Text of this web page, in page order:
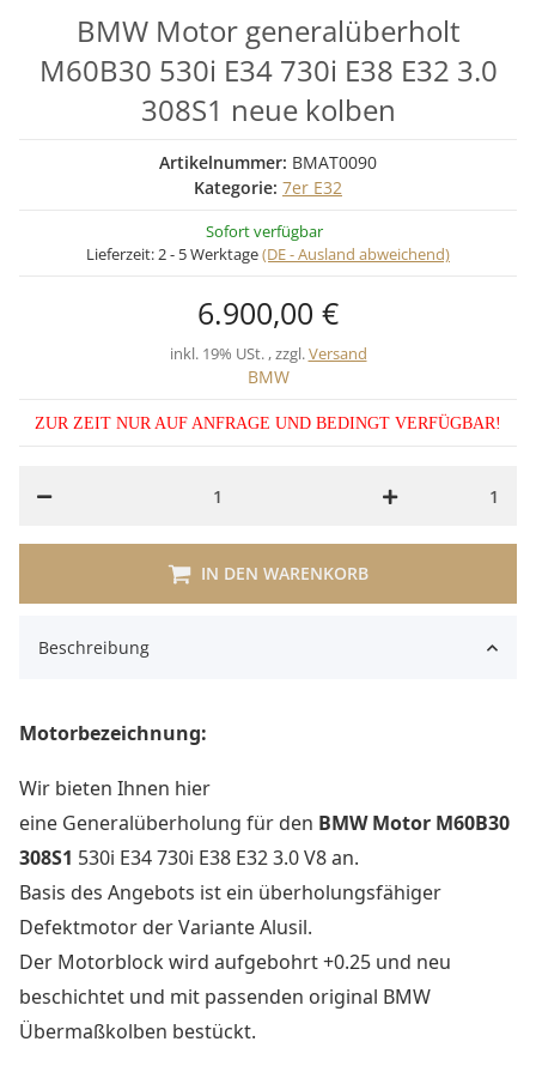
BMW Motor generalüberholt
M60B30 530i E34 730i E38 E32 3.0
308S1 neue kolben
Artikelnummer: BMAT0090
Kategorie: 7er E32
Sofort verfügbar
Lieferzeit:2 - 5 Werktage(DE - Ausland abweichend)
6.900,00 €
inkl. 19% USt. , zzgl.Versand
BMW
ZUR ZEIT NUR AUF ANFRAGE UND BEDINGT VERFÜGBAR!
1
IN DEN WARENKORB
Beschreibung
Motorbezeichnung:
Wir bieten Ihnen hier
eine Generalüberholung für den BMW Motor M60B30
308S1 530i E34 730i E38 E32 3.0 V8 an.
Basis des Angebots ist ein überholungsfähiger
Defektmotor der Variante Alusil.
Der Motorblock wird aufgebohrt +0.25 und neu
beschichtet und mit passenden original BMW
Übermaßkolben bestückt.